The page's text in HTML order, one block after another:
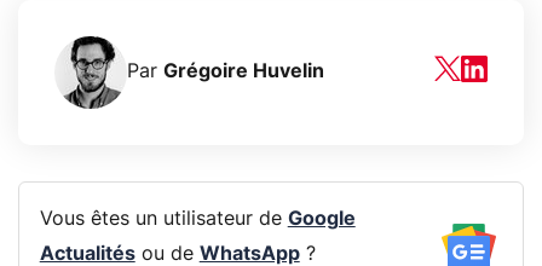
Par Grégoire Huvelin
Vous êtes un utilisateur de Google
Actualitésou de WhatsApp?